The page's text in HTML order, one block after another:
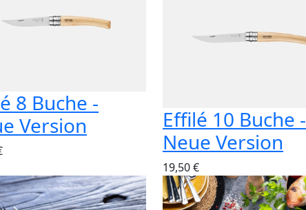
8 Buche -
Version
Effilé 10 Buche -
Neue Version
19,50 €